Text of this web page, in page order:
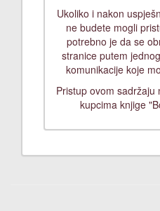
Ukoliko i nakon
ne budete mogli
potrebno je da se
stranice putem
komunikacije koje
Pristup ovom sadržaju
kupcima knjige